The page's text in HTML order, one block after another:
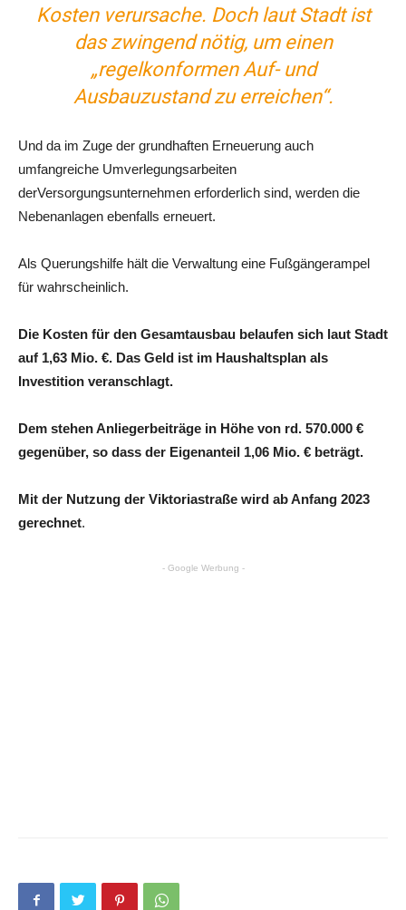
Kosten verursache. Doch laut Stadt ist
das zwingend nötig, um einen
„regelkonformen Auf- und
Ausbauzustand zu erreichen“.
Und da im Zuge der grundhaften Erneuerung auch
umfangreiche Umverlegungsarbeiten
derVersorgungsunternehmen erforderlich sind, werden die
Nebenanlagen ebenfalls erneuert.
Als Querungshilfe hält die Verwaltung eine Fußgängerampel
für wahrscheinlich.
Die Kosten für den Gesamtausbau belaufen sich laut Stadt
auf 1,63 Mio. €. Das Geld ist im Haushaltsplan als
Investition veranschlagt.
Dem stehen Anliegerbeiträge in Höhe von rd. 570.000 €
gegenüber, so dass der Eigenanteil 1,06 Mio. € beträgt.
Mit der Nutzung der Viktoriastraße wird ab Anfang 2023
gerechnet.
- Google Werbung -